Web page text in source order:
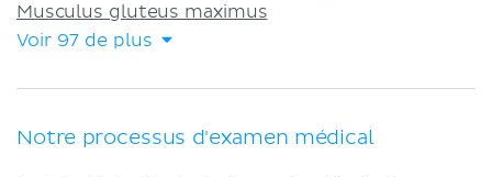
Musculus gluteus maximus
Voir 97 de plus
Notre processus d'examen médical